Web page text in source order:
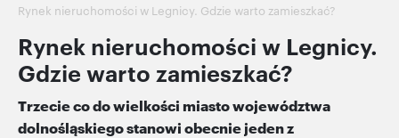
nawigacyjna
Rynek nieruchomości w Legnicy. Gdzie warto zamieszkać?
Rynek nieruchomości w Legnicy.
Gdzie warto zamieszkać?
Trzecie co do wielkości miasto województwa
dolnośląskiego stanowi obecnie jeden z